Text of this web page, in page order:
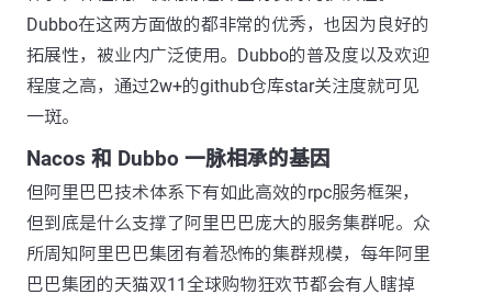
Dubbo在这两方面做的都非常的优秀，也因为良好的
拓展性，被业内广泛使用。Dubbo的普及度以及欢迎
程度之高，通过2w+的github仓库star关注度就可见
一斑。
Nacos 和 Dubbo 一脉相承的基因
但阿里巴巴技术体系下有如此高效的rpc服务框架，
但到底是什么支撑了阿里巴巴庞大的服务集群呢。众
所周知阿里巴巴集团有着恐怖的集群规模，每年阿里
巴巴集团的天猫双11全球购物狂欢节都会有人瞎掉